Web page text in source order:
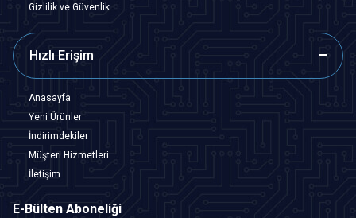
Gizlilik ve Güvenlik
Hızlı Erişim
Anasayfa
Yeni Ürünler
İndirimdekiler
Müşteri Hizmetleri
İletişim
E-Bülten Aboneliği